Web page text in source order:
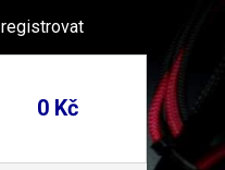
registrovat
0 Kč